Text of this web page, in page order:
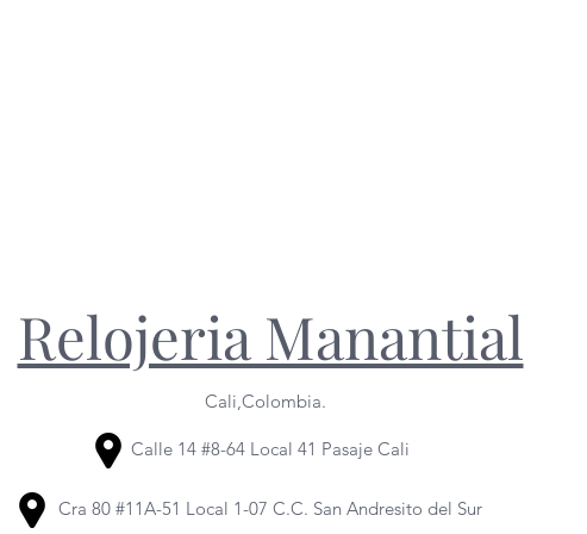
Relojeria Manantial
Cali,Colombia.
Calle 14 #8-64 Local 41 Pasaje Cali
Cra 80 #11A-51 Local 1-07 C.C. San Andresito del Sur